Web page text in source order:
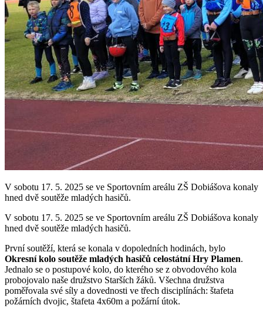
V sobotu 17. 5. 2025 se ve Sportovním areálu ZŠ Dobiášova konaly
hned dvě soutěže mladých hasičů.
V sobotu 17. 5. 2025 se ve Sportovním areálu ZŠ Dobiášova konaly
hned dvě soutěže mladých hasičů.
První soutěží, která se konala v dopoledních hodinách, bylo
Okresní kolo soutěže mladých hasičů celostátní Hry Plamen.
Jednalo se o postupové kolo, do kterého se z obvodového kola
probojovalo naše družstvo Starších žáků. Všechna družstva
poměřovala své síly a dovednosti ve třech disciplínách: štafeta
požárních dvojic, štafeta 4x60m a požární útok.